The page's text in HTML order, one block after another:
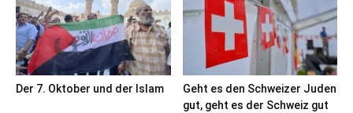
Der 7. Oktober und der Islam
Geht es den Schweizer Juden
gut, geht es der Schweiz gut